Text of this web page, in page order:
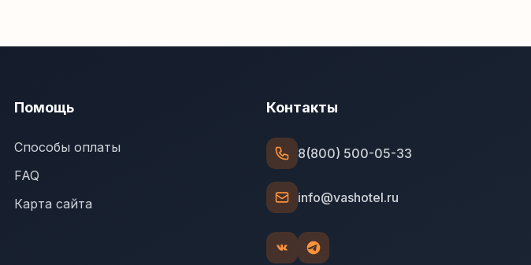
Помощь
Способы оплаты
FAQ
Карта сайта
Контакты
8(800) 500-05-33
info@vashotel.ru